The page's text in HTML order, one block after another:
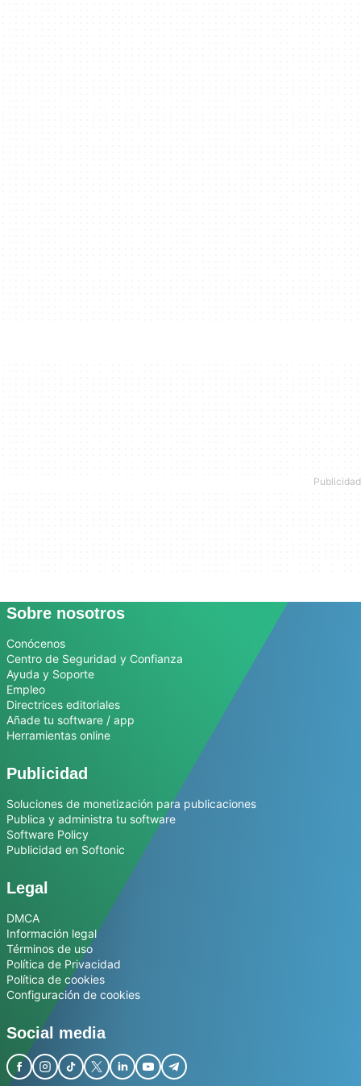
Sobre nosotros
Conócenos
Centro de Seguridad y Confianza
Ayuda y Soporte
Empleo
Directrices editoriales
Añade tu software / app
Herramientas online
Publicidad
Soluciones de monetización para publicaciones
Publica y administra tu software
Software Policy
Publicidad en Softonic
Legal
DMCA
Información legal
Términos de uso
Política de Privacidad
Política de cookies
Configuración de cookies
Social media